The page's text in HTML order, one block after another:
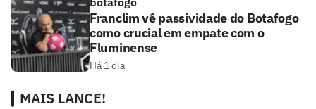
Franclim vê passividade do Botafogo
como crucial em empate com o
Fluminense
Há 1 dia
MAIS LANCE!